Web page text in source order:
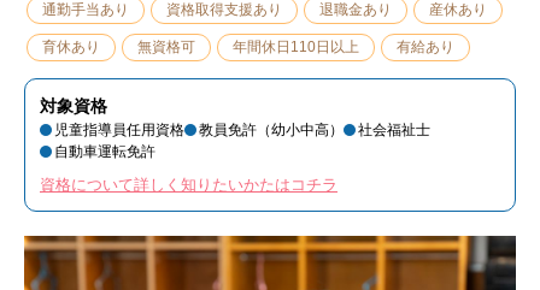
通勤手当あり 資格取得支援あり 退職金あり 産休あり
育休あり 無資格可 年間休日110日以上 有給あり
対象資格
児童指導員任用資格 教員免許（幼小中高）
社会福祉士
自動車運転免許
資格について詳しく知りたいかたはコチラ